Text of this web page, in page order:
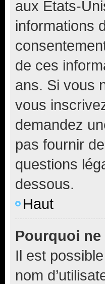
aux Etats-
informations
de ces
ans. Si vous
vous
demandez
pas fournir
questions
dessous.
Haut
Pourquoi
Il est
nom